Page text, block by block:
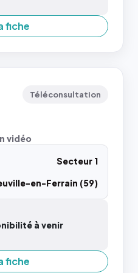
fiche
Téléconsultation
vidéo
Secteur 1
en-Ferrain (59)
à venir
fiche